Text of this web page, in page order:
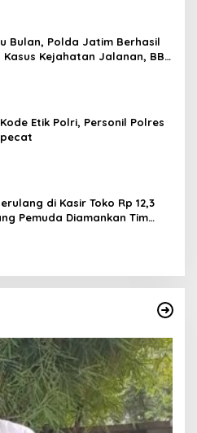
Bulan, Polda Jatim Berhasil
Kasus Kejahatan Jalanan, BB
dan 12 Mobil Diamankan
Etik Polri, Personil Polres
di Kasir Toko Rp 12,3
Pemuda Diamankan Tim
Lenteng Sumenep